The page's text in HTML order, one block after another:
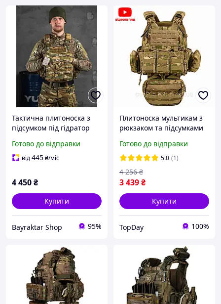
Тактична плитоноска з
підсумком під гідратор
мультикам, підтримка
системи Molle
Готово до відправки
від445₴/міс
4 450₴
Купити
Bayraktar Shop 95%
Плитоноска мультикам з
рюкзаком та підсумками
тактичний 4 точки
скидання Single Sword
multicam
Готово до відправки
5.0 (1)
3 439₴
4 256 ₴
Купити
TopDay 100%